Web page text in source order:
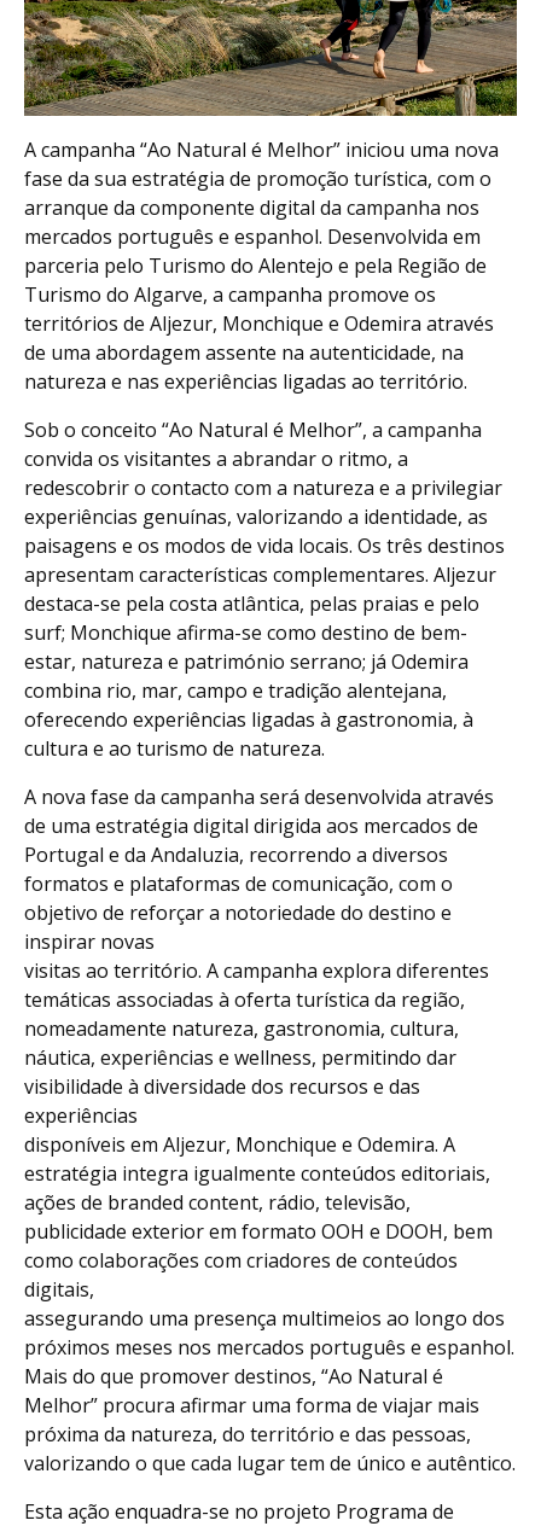
A campanha “Ao Natural é Melhor” iniciou uma nova
fase da sua estratégia de promoção turística, com o
arranque da componente digital da campanha nos
mercados português e espanhol. Desenvolvida em
parceria pelo Turismo do Alentejo e pela Região de
Turismo do Algarve, a campanha promove os
territórios de Aljezur, Monchique e Odemira através
de uma abordagem assente na autenticidade, na
natureza e nas experiências ligadas ao território.
Sob o conceito “Ao Natural é Melhor”, a campanha
convida os visitantes a abrandar o ritmo, a
redescobrir o contacto com a natureza e a privilegiar
experiências genuínas, valorizando a identidade, as
paisagens e os modos de vida locais. Os três destinos
apresentam características complementares. Aljezur
destaca-se pela costa atlântica, pelas praias e pelo
surf; Monchique afirma-se como destino de bem-
estar, natureza e património serrano; já Odemira
combina rio, mar, campo e tradição alentejana,
oferecendo experiências ligadas à gastronomia, à
cultura e ao turismo de natureza.
A nova fase da campanha será desenvolvida através
de uma estratégia digital dirigida aos mercados de
Portugal e da Andaluzia, recorrendo a diversos
formatos e plataformas de comunicação, com o
objetivo de reforçar a notoriedade do destino e
inspirar novas
visitas ao território. A campanha explora diferentes
temáticas associadas à oferta turística da região,
nomeadamente natureza, gastronomia, cultura,
náutica, experiências e wellness, permitindo dar
visibilidade à diversidade dos recursos e das
experiências
disponíveis em Aljezur, Monchique e Odemira. A
estratégia integra igualmente conteúdos editoriais,
ações de branded content, rádio, televisão,
publicidade exterior em formato OOH e DOOH, bem
como colaborações com criadores de conteúdos
digitais,
assegurando uma presença multimeios ao longo dos
próximos meses nos mercados português e espanhol.
Mais do que promover destinos, “Ao Natural é
Melhor” procura afirmar uma forma de viajar mais
próxima da natureza, do território e das pessoas,
valorizando o que cada lugar tem de único e autêntico.
Esta ação enquadra-se no projeto Programa de